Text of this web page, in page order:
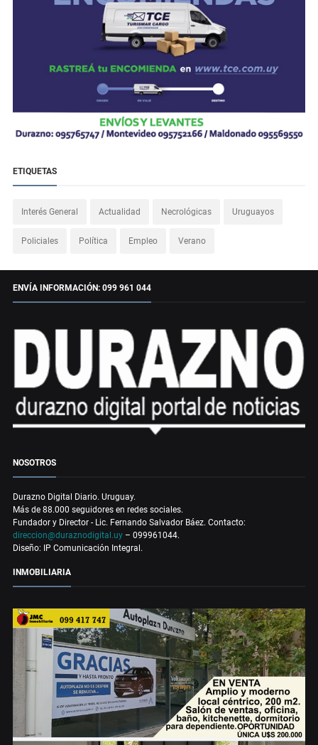
ETIQUETAS
Interés General Actualidad Necrológicas Uruguayos
Policiales Política Empleo Verano
ENVÍA INFORMACIÓN: 099 961 044
NOSOTROS
Durazno Digital Diario. Uruguay.
Más de 88.000 seguidores en redes sociales.
Fundador y Director - Lic. Fernando Salvador Báez. Contacto:
direccion@duraznodigital.uy – 099961044.
Diseño: IP Comunicación Integral.
INMOBILIARIA